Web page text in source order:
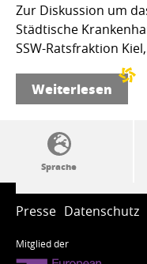
Zur Diskussion um
Städtische
SSW-Ratsfraktion
Weiterlesen
SSW-Politik von A bis
Presse Datenschutz
Mitglied der